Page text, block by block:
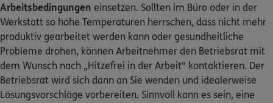
Arbeitsbedingungen einsetzen. Sollten im Büro oder in der
Werkstatt so hohe Temperaturen herrschen, dass nicht mehr
produktiv gearbeitet werden kann oder gesundheitliche
Probleme drohen, können Arbeitnehmer den Betriebsrat mit
dem Wunsch nach „Hitzefrei in der Arbeit“ kontaktieren. Der
Betriebsrat wird sich dann an Sie wenden und idealerweise
Lösungsvorschläge vorbereiten. Sinnvoll kann es sein, eine